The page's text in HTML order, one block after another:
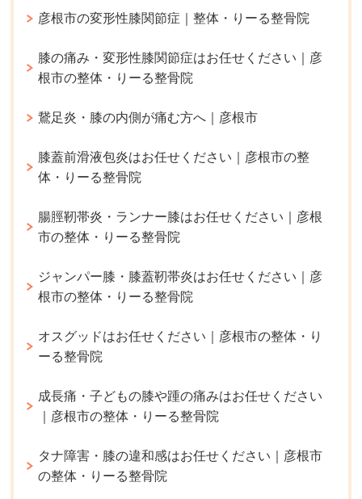
彦根市の変形性膝関節症｜整体・りーる整骨院
膝の痛み・変形性膝関節症はお任せください｜彦
根市の整体・りーる整骨院
鵞足炎・膝の内側が痛む方へ｜彦根市
膝蓋前滑液包炎はお任せください｜彦根市の整
体・りーる整骨院
腸脛靭帯炎・ランナー膝はお任せください｜彦根
市の整体・りーる整骨院
ジャンパー膝・膝蓋靭帯炎はお任せください｜彦
根市の整体・りーる整骨院
オスグッドはお任せください｜彦根市の整体・り
ーる整骨院
成長痛・子どもの膝や踵の痛みはお任せください
｜彦根市の整体・りーる整骨院
タナ障害・膝の違和感はお任せください｜彦根市
の整体・りーる整骨院